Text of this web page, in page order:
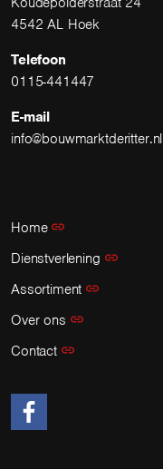
4542 AL Hoek
Telefoon
0115-441447
E-mail
info@bouwmarktderitter.nl
Home
Dienstverlening
Assortiment
Over ons
Contact